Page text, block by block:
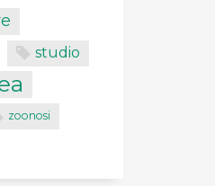
studio
zoonosi